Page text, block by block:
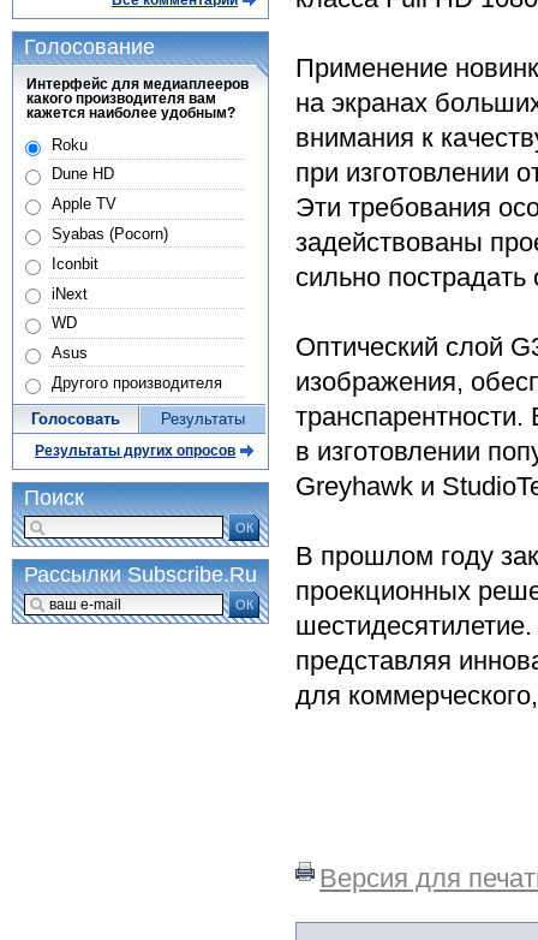
Применение
на экранах
внимания к
при изготовлении
Эти требования
задействованы
сильно пострадать
Оптический слой
изображения,
в изготовлении
Greyhawk и
В прошлом году
проекционных
представляя
для
Версия для
Голосование
Интерфейс для медиаплееров
какого производителя вам
кажется наиболее удобным?
Roku
Dune HD
Apple TV
Syabas (Pocorn)
Iconbit
iNext
WD
Asus
Другого производителя
Голосовать Результаты
Результаты других опросов
Поиск
ОК
Рассылки Subscribe.Ru
ОК